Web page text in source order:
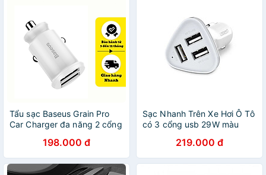
Tẩu sạc Baseus Grain Pro
Car Charger đa năng 2 cổng
chính hãng198.000 đ
Sạc Nhanh Trên Xe Hơi Ô Tô
có 3 cổng usb 29W màu
Hàng chính hãng
219.000 đ